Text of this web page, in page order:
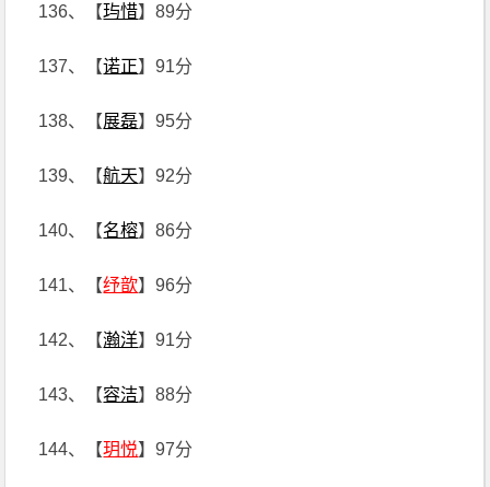
136、【玙惜】89分
137、【诺正】91分
138、【展磊】95分
139、【航天】92分
140、【名榕】86分
141、【纾歆】96分
142、【瀚洋】91分
143、【容洁】88分
144、【玥悦】97分